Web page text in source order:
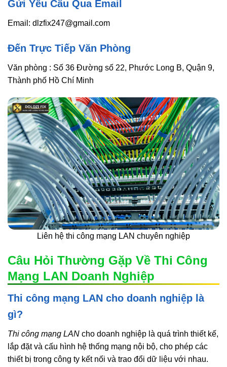
Gửi Yêu Cầu Qua Email
Email: dlzfix247@gmail.com
Đến Trực Tiếp Văn Phòng
Văn phòng : Số 36 Đường số 22, Phước Long B, Quận 9,
Thành phố Hồ Chí Minh
Liên hệ thi công mạng LAN chuyên nghiệp
Câu Hỏi Thường Gặp Về Thi Công
Mạng LAN Doanh Nghiệp
Thi công mạng LAN cho doanh nghiệp là
gì?
Thi công mạng LAN cho doanh nghiệp là quá trình thiết kế,
lắp đặt và cấu hình hệ thống mạng nội bộ, cho phép các
thiết bị trong công ty kết nối và trao đổi dữ liệu với nhau.